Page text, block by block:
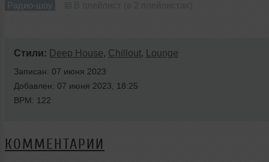
Радио-шоу
Стили: Deep House, Chillout, Lounge
Записан: 07 июня 2023
Добавлен: 07 июня 2023, 18:25
BPM: 122
КОММЕНТАРИИ